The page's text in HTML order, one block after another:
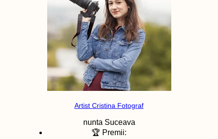
Artist Cristina Fotograf
nunta Suceava
🏆 Premii: